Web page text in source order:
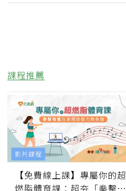
課程推薦
【免費線上課】專屬你的超
燃脂體育課：超夯「拳擊有
影片課程